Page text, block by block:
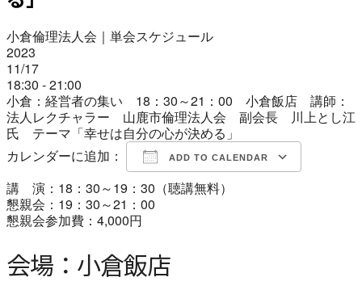
小倉倫理法人会｜単会スケジュール
2023
11/17
18:30 - 21:00
小倉：経営者の集い 18：30～21：00 小倉飯店 講師：
法人レクチャラー 山鹿市倫理法人会 副会長 川上とし江
氏 テーマ「幸せは自分の心が決める」
カレンダーに追加：
ADD TO CALENDAR
Download ICSGoogle Calendar
iCalendarOffice 365Outlook Live
講 演：18：30～19：30（聴講無料）
懇親会：19：30～21：00
懇親会参加費：4,000円
会場：小倉飯店